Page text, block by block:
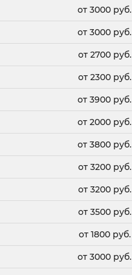
от 3000 руб.
от 3000 руб.
от 2700 руб.
от 2300 руб.
от 3900 руб.
от 2000 руб.
от 3800 руб.
от 3200 руб.
от 3200 руб.
от 3500 руб.
от 1800 руб.
от 3000 руб.